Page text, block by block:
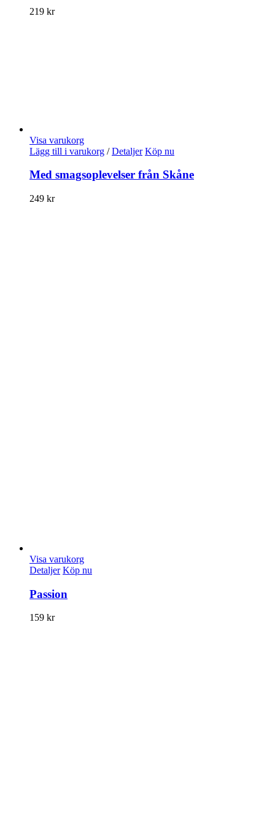
219 kr
Visa varukorg
Lägg till i varukorg / Detaljer Köp nu
Med smagsoplevelser från Skåne
249 kr
Visa varukorg
Detaljer Köp nu
Passion
159 kr